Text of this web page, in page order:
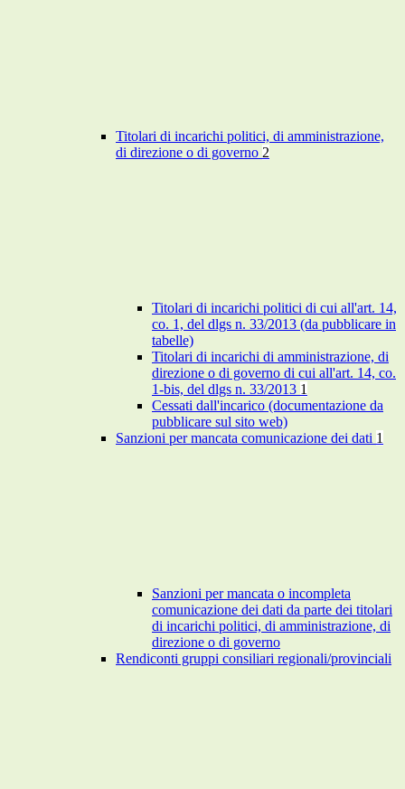
Titolari di incarichi politici, di amministrazione,
di direzione o di governo 2
Titolari di incarichi politici di cui all'art. 14,
co. 1, del dlgs n. 33/2013 (da pubblicare in
tabelle)
Titolari di incarichi di amministrazione, di
direzione o di governo di cui all'art. 14, co.
1-bis, del dlgs n. 33/2013 1
Cessati dall'incarico (documentazione da
pubblicare sul sito web)
Sanzioni per mancata comunicazione dei dati 1
Sanzioni per mancata o incompleta
comunicazione dei dati da parte dei titolari
di incarichi politici, di amministrazione, di
direzione o di governo
Rendiconti gruppi consiliari regionali/provinciali